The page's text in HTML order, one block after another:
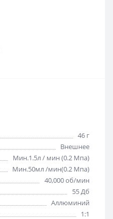
46 г
Внешнее
Мин.1.5л / мин (0.2 Мпа)
Мин.50мл /мин(0.2 Мпа)
40,000 об/мин
55 Дб
Аллюминий
1:1